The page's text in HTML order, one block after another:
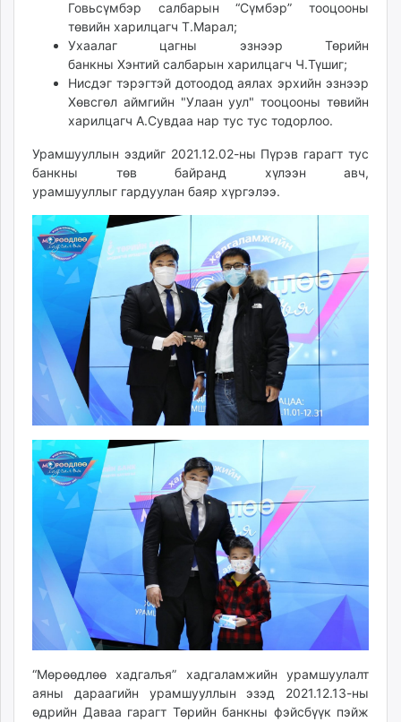
Говьсүмбэр салбарын “Сүмбэр” тооцооны
төвийн харилцагч Т.Марал;
Ухаалаг цагны эзнээр Төрийн
банкны Хэнтий салбарын харилцагч Ч.Түшиг;
Нисдэг тэрэгтэй дотоодод аялах эрхийн эзнээр
Хөвсгөл аймгийн "Улаан уул" тооцооны төвийн
харилцагч А.Сувдаа нар тус тус тодорлоо.
Урамшууллын эздийг 2021.12.02-ны Пүрэв гарагт тус
банкны төв байранд хүлээн авч,
урамшууллыг гардуулан баяр хүргэлээ.
“Мөрөөдлөө хадгалъя” хадгаламжийн урамшуулалт
аяны дараагийн урамшууллын эзэд 2021.12.13-ны
өдрийн Даваа гарагт Төрийн банкны фэйсбүүк пэйж